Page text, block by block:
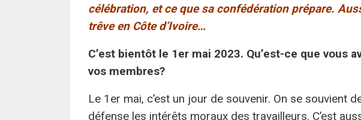
célébration, et ce que sa confédération prépare.
trêve en Côte d’Ivoire…
C’est bientôt le 1er mai 2023. Qu’est-ce que vous
vos membres?
Le 1er mai, c’est un jour de souvenir. On se souvient
défense les intérêts moraux des travailleurs. C’est